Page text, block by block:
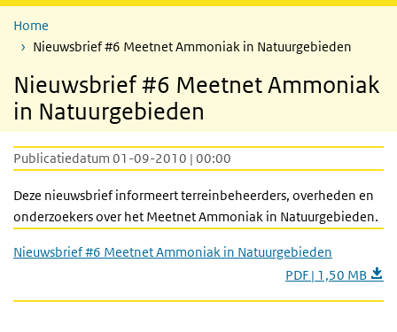
Home
Nieuwsbrief #6 Meetnet Ammoniak in Natuurgebieden
Nieuwsbrief #6 Meetnet Ammoniak
in Natuurgebieden
Publicatiedatum 01-09-2010 | 00:00
Deze nieuwsbrief informeert terreinbeheerders, overheden en
onderzoekers over het Meetnet Ammoniak in Natuurgebieden.
Nieuwsbrief #6 Meetnet Ammoniak in Natuurgebieden
PDF | 1,50 MB